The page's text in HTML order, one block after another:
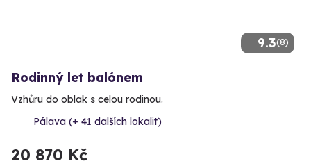
9.3(8)
Rodinný let balónem
Vzhůru do oblak s celou rodinou.
Pálava (+ 41 dalších lokalit)
20 870 Kč